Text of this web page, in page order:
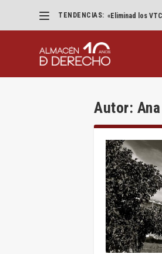
TENDENCIAS: «Eliminad los
Autor: